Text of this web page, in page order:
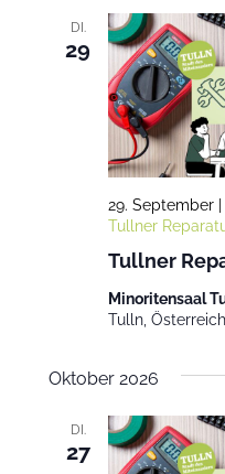
DI.
29
Tullner
29. September |
Tullner
Minoritensaal
Tulln, Österreich
Oktober 2026
DI.
27